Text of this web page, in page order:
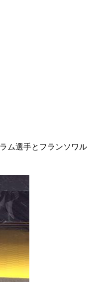
ム選手とフランソワル